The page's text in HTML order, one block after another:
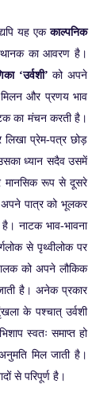
यह एककाल्पनिक
का आवरण है।
‘उर्वशी’ को अपने
मिलन और प्रणय भाव
का मंचन करती है।
प्रेम-पत्र छोड़
ध्यान सदैव उसमें
मानसिक रूप से दूसरे
अपने पात्र को भूलकर
नाटक भाव-भावना
से पृथ्वीलोक पर
को अपने लौकिक
है। अनेक प्रकार
के पश्चात् उर्वशी
स्वतः समाप्त हो
मिल जाती है।
से परिपूर्ण है।